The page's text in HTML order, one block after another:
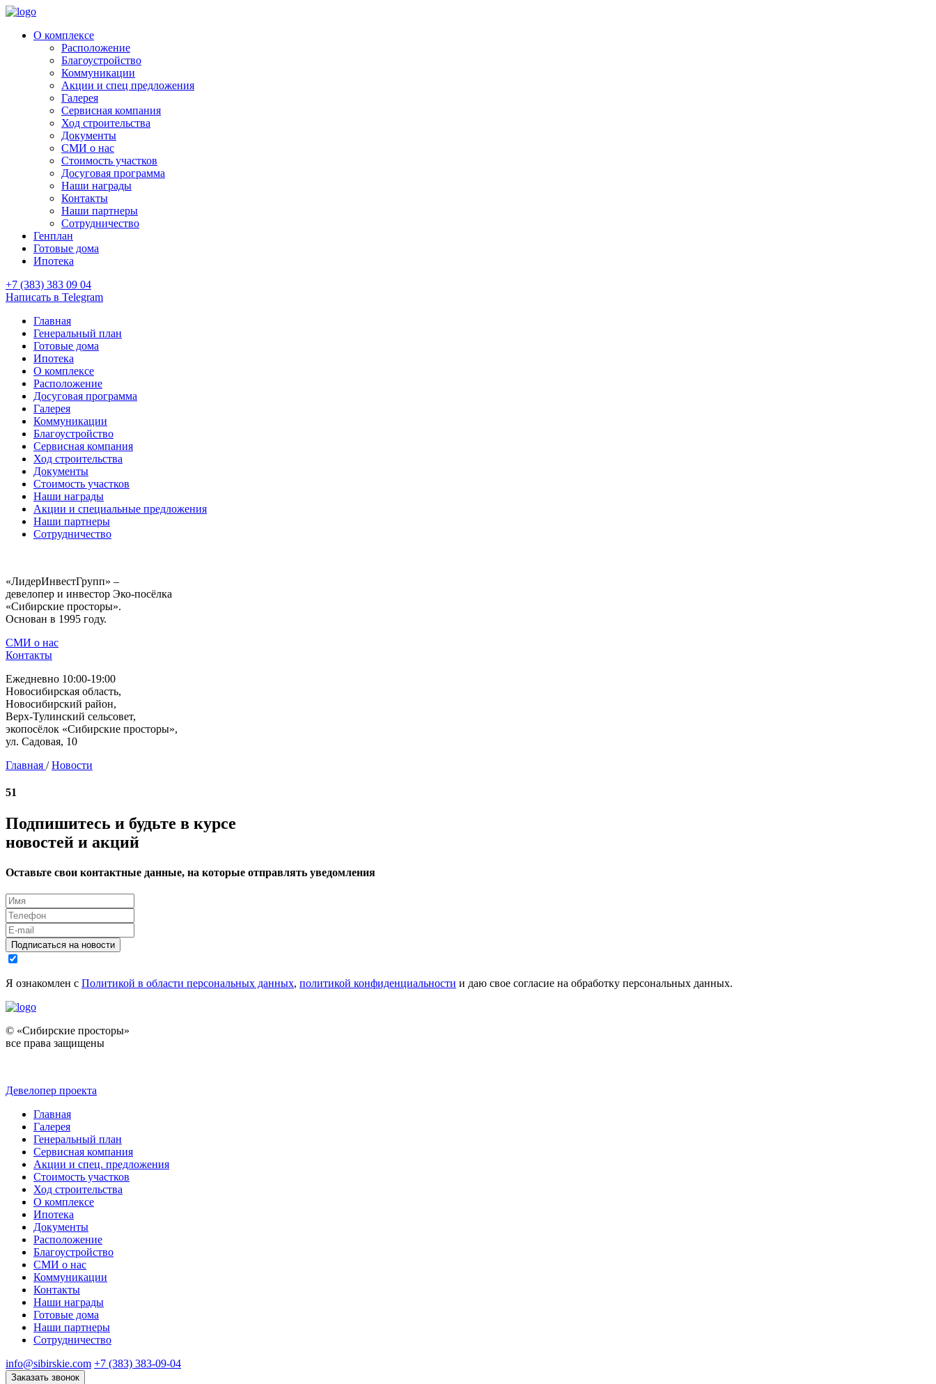
О комплексе
Расположение
Благоустройство
Коммуникации
Акции и спец предложения
Галерея
Сервисная компания
Ход строительства
Документы
СМИ о нас
Стоимость участков
Досуговая программа
Наши награды
Контакты
Наши партнеры
Сотрудничество
Генплан
Готовые дома
Ипотека
+7 (383) 383 09 04
Написать в Telegram
Главная
Генеральный план
Готовые дома
Ипотека
О комплексе
Расположение
Досуговая программа
Галерея
Коммуникации
Благоустройство
Сервисная компания
Ход строительства
Документы
Стоимость участков
Наши награды
Акции и специальные предложения
Наши партнеры
Сотрудничество
«ЛидерИнвестГрупп» –
девелопер и инвестор Эко-посёлка
«Сибирские просторы».
Основан в 1995 году.
СМИ о нас
Контакты
Ежедневно 10:00-19:00
Новосибирская область,
Новосибирский район,
Верх-Тулинский сельсовет,
экопосёлок «Сибирские просторы»,
ул. Садовая, 10
Главная / Новости
51
Подпишитесь и будьте в курсе
новостей и акций
Оставьте свои контактные данные, на которые отправлять уведомления
Подписаться на новости
Я ознакомлен с Политикой в области персональных данных, политикой конфиденциальности и даю свое согласие на обработку персональных данных.
© «Сибирские просторы»
все права защищены
Девелопер проекта
Главная
Галерея
Генеральный план
Сервисная компания
Акции и спец. предложения
Стоимость участков
Ход строительства
О комплексе
Ипотека
Документы
Расположение
Благоустройство
СМИ о нас
Коммуникации
Контакты
Наши награды
Готовые дома
Наши партнеры
Сотрудничество
info@sibirskie.com +7 (383) 383-09-04
Заказать звонок